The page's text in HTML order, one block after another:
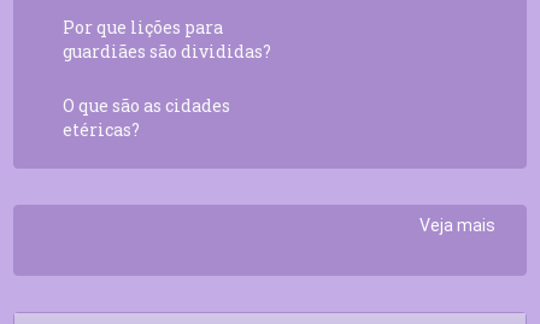
Por que lições para
guardiães são divididas?
O que são as cidades
etéricas?
Veja mais